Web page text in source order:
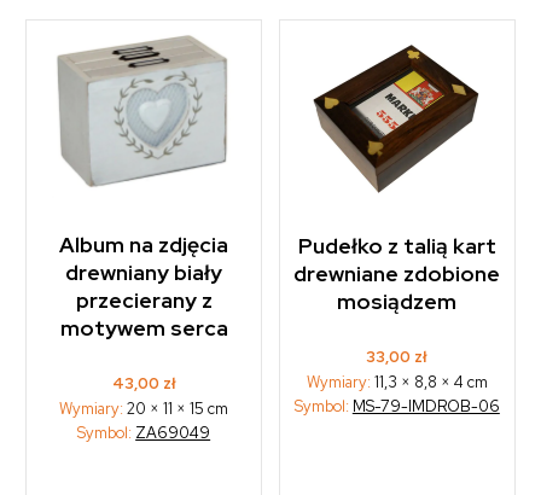
Album na zdjęcia
drewniany biały
przecierany z
motywem serca
43,00 zł
Wymiary:20 × 11 × 15 cm
Symbol: ZA69049
Pudełko z talią kart
drewniane zdobione
mosiądzem
33,00 zł
Wymiary: 11,3 × 8,8 × 4 cm
Symbol: MS-79-IMDROB-06